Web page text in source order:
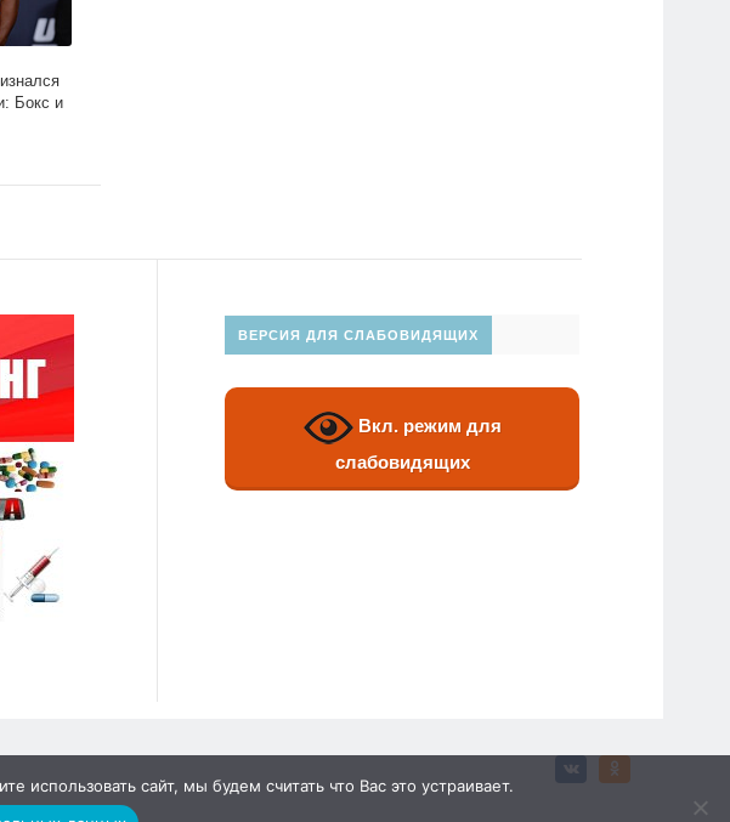
Бокс и
ВЕРСИЯ ДЛЯ СЛАБОВИДЯЩИХ
Вкл. режим для
слабовидящих
сайт, мы будем считать что Вас это устраивает.